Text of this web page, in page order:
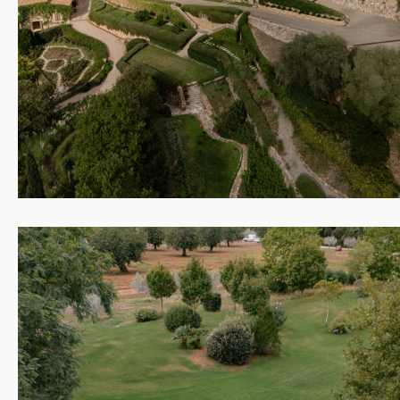
PRESSE
KONTAKT
PORTFOLIO
EN DE